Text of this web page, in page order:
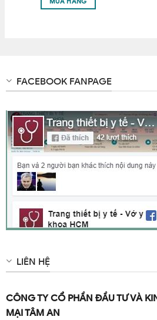
trình điều trị rỏ rệt.
ĐỐI TƯỢNG SỬ DỤNG:
Thích hợp cho cả nam và nữ.
Có thể sử dụng vớ khi làm việc
máy bay hoặc tàu xe đường dài
Có 4 loại cho bạn lựa chọn.
Sản phẩm có 5 size : S, M, L, XL,
VÒNG: CỔ CHÂN, BẮP CHÂN VÀ
DỰA TRÊN BẢNG SIZE VỚ ĐỂ
CÁCH BẢO QUẢN:
phòng trung tính. Nên cho vớ
máy. Tránh dầu mỡ, clo và các
MUA HÀNG
FACEBOOK FANPAGE
LIÊN HỆ
CÔNG TY CỔ PHẦN ĐẦU TƯ VÀ
MẠI TÂM AN